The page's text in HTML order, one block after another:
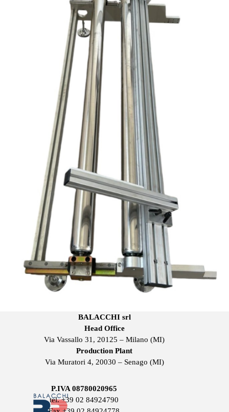
BALACCHI srl
Head Office
Via Vassallo 31, 20125 – Milano (MI)
Production Plant
Via Muratori 4, 20030 – Senago (MI)
P.IVA 08780020965
tel.+39 02 84924790